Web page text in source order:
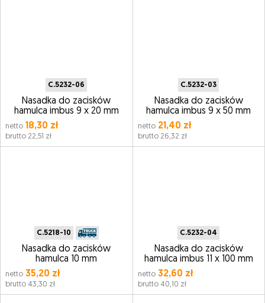
C.5232-06
Nasadka do zacisków
hamulca imbus 9 x 20 mm
netto 18,30 zł
brutto 22,51 zł
C.5232-03
Nasadka do zacisków
hamulca imbus 9 x 50 mm
netto21,40 zł
brutto 26,32 zł
C.5218-10
Nasadka do zacisków
hamulca 10 mm
netto 35,20 zł
brutto 43,30 zł
C.5232-04
Nasadka do zacisków
hamulca imbus 11 x 100 mm
netto32,60 zł
brutto 40,10 zł